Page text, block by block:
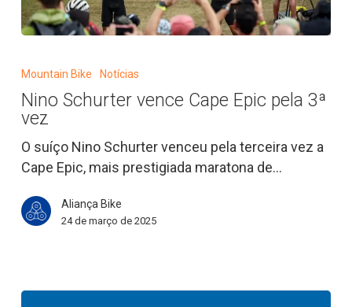
Schurter
Cape
Epic
pela
3ª
Mountain Bike Notícias
Nino Schurter vence Cape Epic pela 3ª
vez
O suíço Nino Schurter venceu pela terceira vez a
Cape Epic, mais prestigiada maratona de…
Aliança Bike
24 de março de 2025